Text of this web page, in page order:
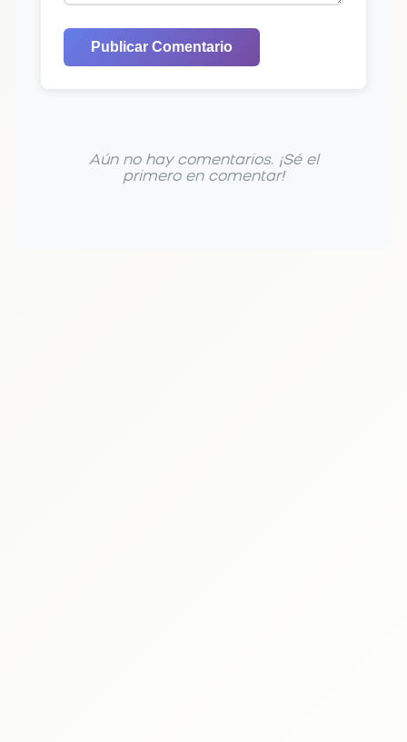
Publicar Comentario
Aún no hay comentarios. ¡Sé el
primero en comentar!